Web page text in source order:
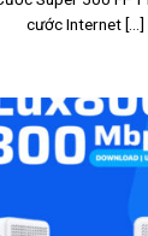
cước Internet [...]